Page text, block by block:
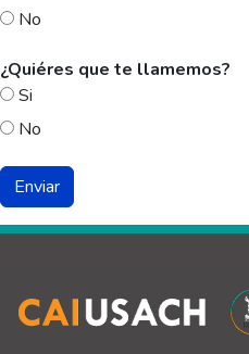
No
¿Quiéres que te llamemos?
Si
No